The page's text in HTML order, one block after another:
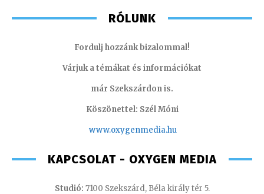
RÓLUNK
Fordulj hozzánk bizalommal!
Várjuk a témákat és információkat
már Szekszárdon is.
Köszönettel: Szél Móni
www.oxygenmedia.hu
KAPCSOLAT - OXYGEN MEDIA
Studió: 7100 Szekszárd, Béla király tér 5.